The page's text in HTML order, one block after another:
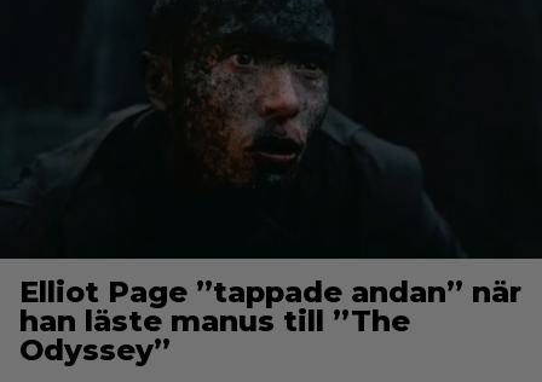
Elliot Page ”tappade andan” när
han läste manus till ”The
Odyssey”